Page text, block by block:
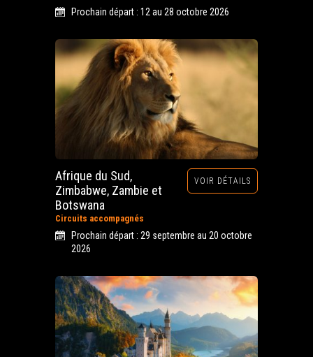
Prochain départ : 12 au 28 octobre 2026
Afrique du Sud,
Zimbabwe, Zambie et
Botswana
Circuits accompagnés
VOIR DÉTAILS
Prochain départ : 29 septembre au 20 octobre
2026